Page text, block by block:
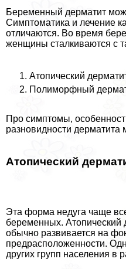
Беременный дерматит
Симптоматика и лечение
отличаются. Во время
женщины сталкиваются с
Атопический
Полиморфный
Про симптомы,
разновидности
Атопический
Эта форма недуга чаще
беременных. Атопический
обычно развивается на
предрасположенности.
других групп населения в